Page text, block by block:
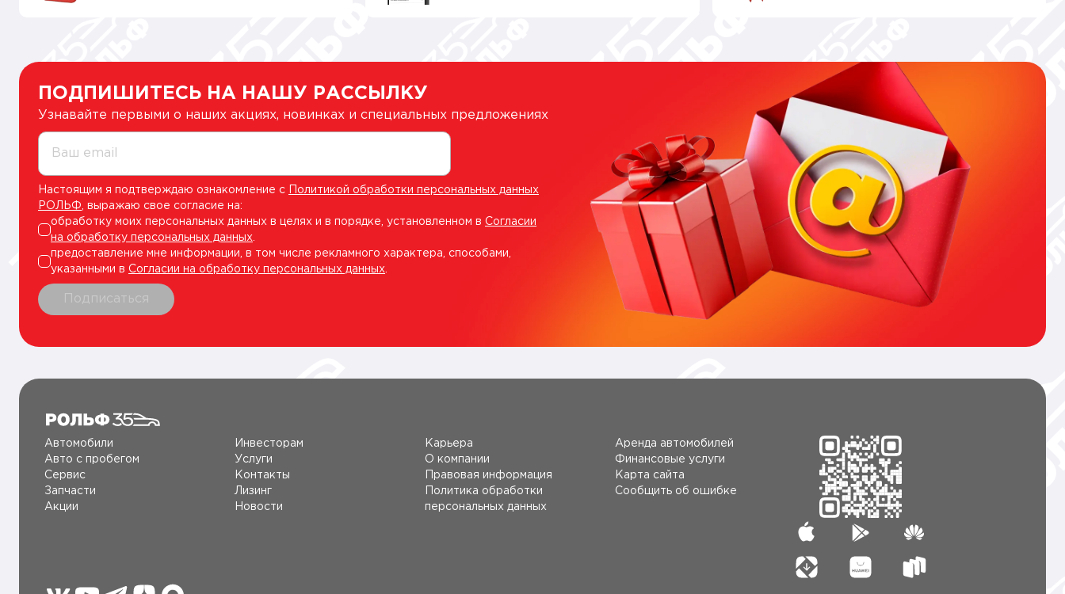
ПОДПИШИТЕСЬ НА НАШУ РАССЫЛКУ
Узнавайте первыми о наших акциях, новинках и специальных предложениях
Ваш email
Настоящим я подтверждаю ознакомление с
Политикой обработки персональных данных
РОЛЬФ , выражаю свое согласие на:
обработку моих персональных данных в целях и в порядке, установленном в Согласии
на обработку персональных данных
предоставление мне информации, в том числе рекламного характера, способами,
указанными в Согласии на обработку персональных данных
Подписаться
Автомобили
Авто c пробегом
Сервис
Запчасти
Акции
Инвесторам
Услуги
Контакты
Лизинг
Новости
Карьера
О компании
Правовая информация
Политика обработки
персональных данных
Аренда автомобилей
Финансовые услуги
Карта сайта
Сообщить об ошибке